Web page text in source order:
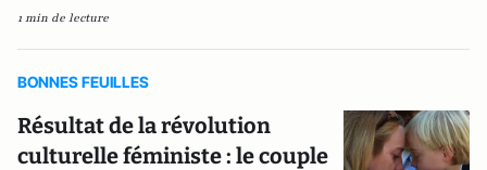
1 min de lecture
BONNES FEUILLES
Résultat de la révolution
culturelle féministe : le couple